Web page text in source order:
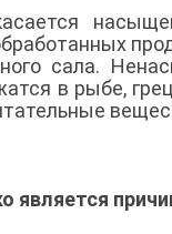
сала.
в рыбе,